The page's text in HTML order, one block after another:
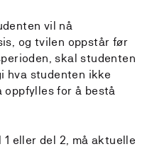
vil nå
og tvilen oppstår før
skal studenten
hva studenten ikke
oppfylles for å bestå
eller del 2, må aktuelle